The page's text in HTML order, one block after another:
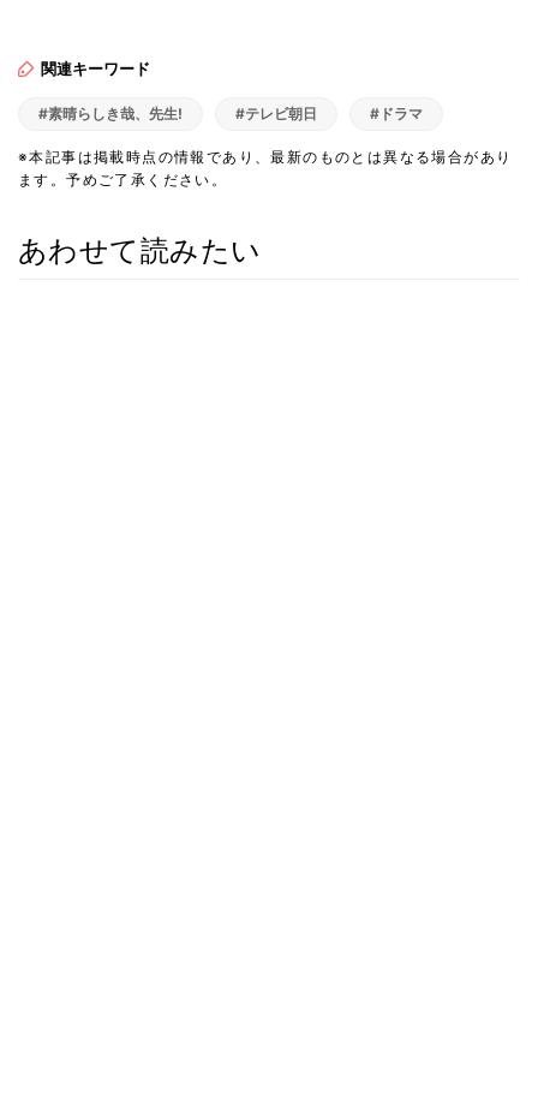
関連キーワード
#素晴らしき哉、先生! #テレビ朝日 #ドラマ
※本記事は掲載時点の情報であり、最新のものとは異なる場合があり
ます。予めご了承ください。
あわせて読みたい